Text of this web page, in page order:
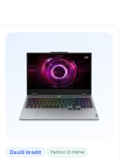
Daxili kredit Yalnız Online